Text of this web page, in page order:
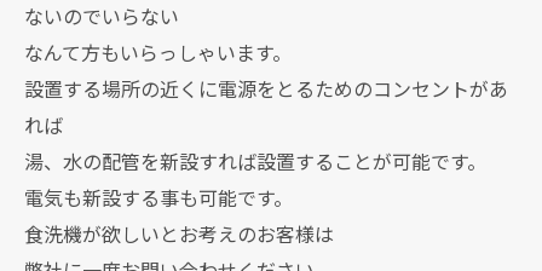
ないのでいらない
なんて方もいらっしゃいます。
設置する場所の近くに電源をとるためのコンセントがあ
れば
湯、水の配管を新設すれば設置することが可能です。
電気も新設する事も可能です。
食洗機が欲しいとお考えのお客様は